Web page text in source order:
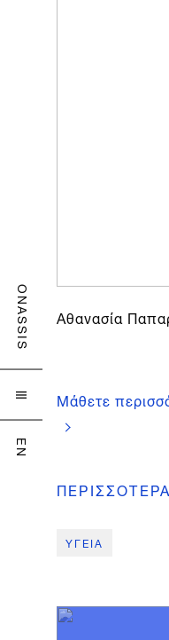
ONASSIS

EN
Αθανασία
Μάθετε
ΠΕΡΙΣΣΟΤΕΡΑ
ΥΓΕΙΑ